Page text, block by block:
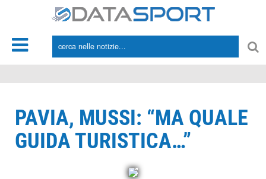
PAVIA, MUSSI: “MA QUALE
GUIDA TURISTICA…”